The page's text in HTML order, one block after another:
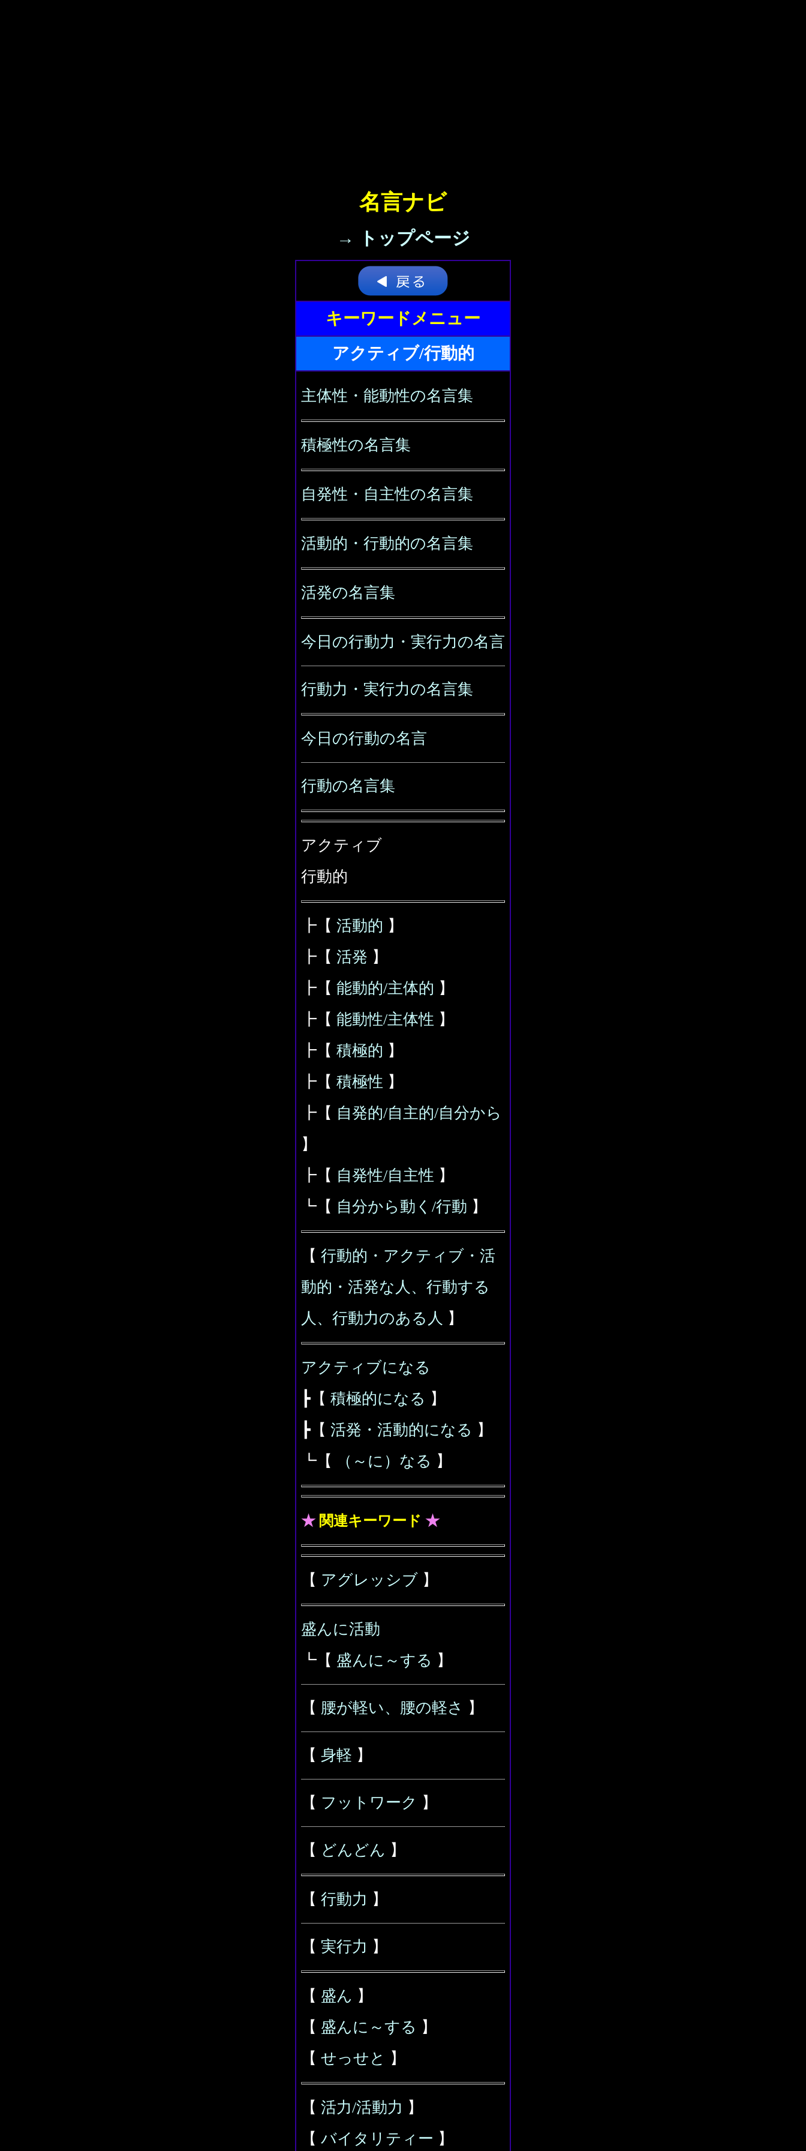
名言ナビ
→ トップページ
キーワードメニュー
アクティブ/行動的
主体性・能動性の名言集
積極性の名言集
自発性・自主性の名言集
活動的・行動的の名言集
活発の名言集
今日の行動力・実行力の名言
行動力・実行力の名言集
今日の行動の名言
行動の名言集
アクティブ
行動的
┣【 活動的 】
┣【 活発 】
┣【 能動的/主体的 】
┣【 能動性/主体性 】
┣【 積極的 】
┣【 積極性 】
┣【 自発的/自主的/自分から
】
┣【 自発性/自主性 】
┗【 自分から動く/行動 】
【 行動的・アクティブ・活
動的・活発な人、行動する
人、行動力のある人 】
アクティブになる
┣【 積極的になる 】
┣【 活発・活動的になる 】
┗【
（～に）なる 】
★ 関連キーワード ★
【 アグレッシブ 】
盛んに活動
┗【 盛んに～する 】
【 腰が軽い、腰の軽さ 】
【 身軽 】
【 フットワーク 】
【 どんどん 】
【 行動力 】
【 実行力 】
【 盛ん 】
【 盛んに～する 】
【 せっせと 】
【 活力/活動力 】
【 バイタリティー 】